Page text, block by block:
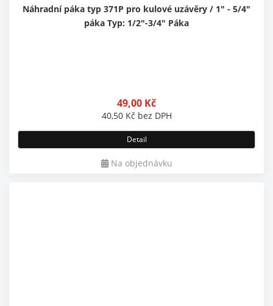
Náhradní páka typ 371P pro kulové uzávěry / 1" - 5/4"
páka Typ: 1/2"-3/4" Páka
49,00 Kč
40,50 Kč bez DPH
Detail
Na objednávku